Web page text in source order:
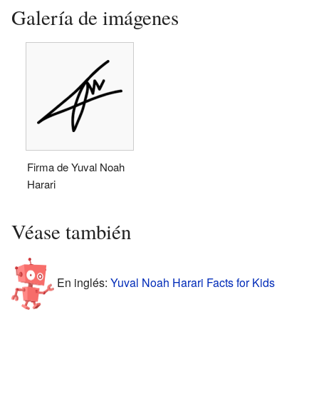
Galería de imágenes
Firma de Yuval Noah
Harari
Véase también
En inglés: Yuval Noah Harari Facts for Kids